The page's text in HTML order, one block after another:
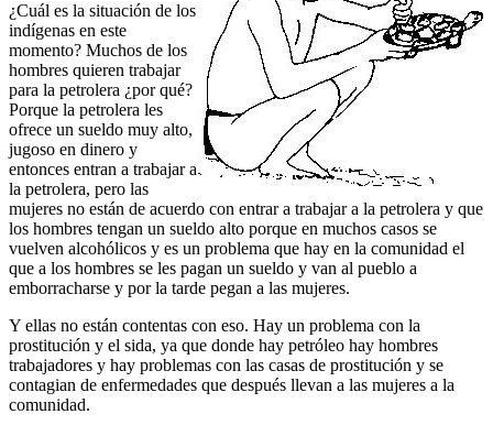
¿Cuál es la situación de los
indígenas en este
momento? Muchos de los
hombres quieren trabajar
para la petrolera ¿por qué?
Porque la petrolera les
ofrece un sueldo muy alto,
jugoso en dinero y
entonces entran a trabajar a
la petrolera, pero las
mujeres no están de acuerdo con entrar a trabajar a la petrolera y que
los hombres tengan un sueldo alto porque en muchos casos se
vuelven alcohólicos y es un problema que hay en la comunidad el
que a los hombres se les pagan un sueldo y van al pueblo a
emborracharse y por la tarde pegan a las mujeres.
Y ellas no están contentas con eso. Hay un problema con la
prostitución y el sida, ya que donde hay petróleo hay hombres
trabajadores y hay problemas con las casas de prostitución y se
contagian de enfermedades que después llevan a las mujeres a la
comunidad.